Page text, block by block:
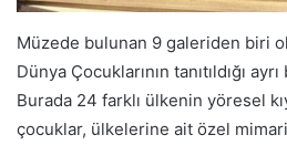
Müzede bulunan 9 galeriden biri
Dünya Çocuklarının tanıtıldığı
Burada 24 farklı ülkenin yöresel
çocuklar, ülkelerine ait özel